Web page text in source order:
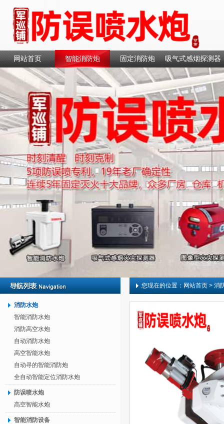
网站首页 智能消防炮 固定消防炮 吸气式感烟探测器
联系我们
消防水炮
智能消防水炮
消防高空水炮
自动消防水炮
高空智能水炮
自动寻的智能消防炮
全自动智能定位消防水炮
防误喷水炮
高空智能水炮
智能消防设备
您现在的位置： 网站首页 > 消